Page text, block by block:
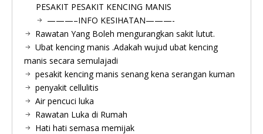
PESAKIT PESAKIT KENCING MANIS
———–INFO KESIHATAN———-
Rawatan Yang Boleh mengurangkan sakit lutut.
Ubat kencing manis .Adakah wujud ubat kencing
manis secara semulajadi
pesakit kencing manis senang kena serangan kuman
penyakit cellulitis
Air pencuci luka
Rawatan Luka di Rumah
Hati hati semasa memijak